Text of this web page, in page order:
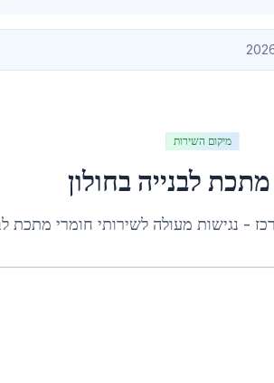
מיקום השירות
לבנייה בחולון
- נגישות מעולה לשירותי חומרי מתכת